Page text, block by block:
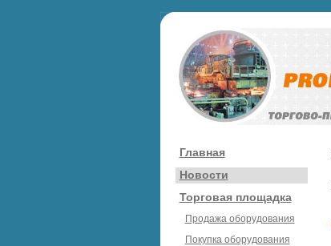
Главная
Новости
Торговая площадка
Продажа оборудования
Покупка оборудования